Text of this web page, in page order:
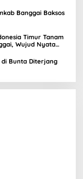
Banggai Baksos
Timur Tanam
Wujud Nyata
di Bunta Diterjang